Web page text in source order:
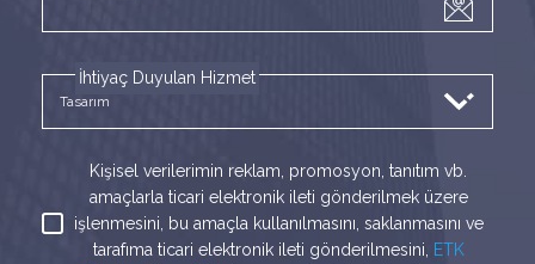
İhtiyaç Duyulan Hizmet
Kişisel verilerimin reklam, promosyon, tanıtım vb.
amaçlarla ticari elektronik ileti gönderilmek üzere
işlenmesini, bu amaçla kullanılmasını, saklanmasını ve
tarafıma ticari elektronik ileti gönderilmesini,
ETK